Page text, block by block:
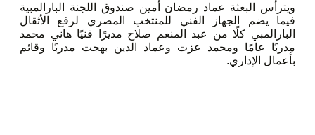
ويترأس البعثة عماد رمضان أمين صندوق اللجنة البارالمبية
فيما يضم الجهاز الفني للمنتخب المصري لرفع الأثقال
البارالمبي كلًا من عبد المنعم صلاح مديرًا فنيًا هاني محمد
مدربًا عامًا ومحمد عزت وعماد الدين بهجت مدربًا وقائم
بأعمال الإداري.